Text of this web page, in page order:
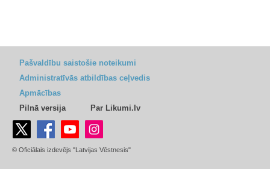
Pašvaldību saistošie noteikumi
Administratīvās atbildības ceļvedis
Apmācības
Pilnā versija
Par Likumi.lv
© Oficiālais izdevējs "Latvijas Vēstnesis"